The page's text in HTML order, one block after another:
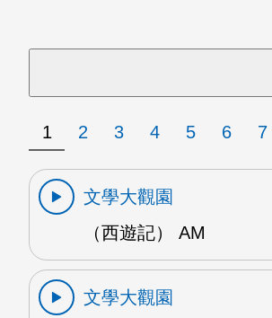
1 2 3 4 5 6 7
文學大觀園
（西遊記） AM
文學大觀園